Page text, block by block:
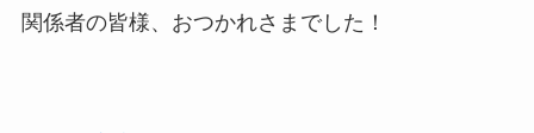
関係者の皆様、おつかれさまでした！